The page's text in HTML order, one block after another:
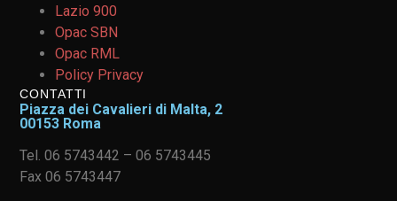
Lazio 900
Opac SBN
Opac RML
Policy Privacy
CONTATTI
Piazza dei Cavalieri di Malta, 2
00153 Roma
Tel. 06 5743442 – 06 5743445
Fax 06 5743447